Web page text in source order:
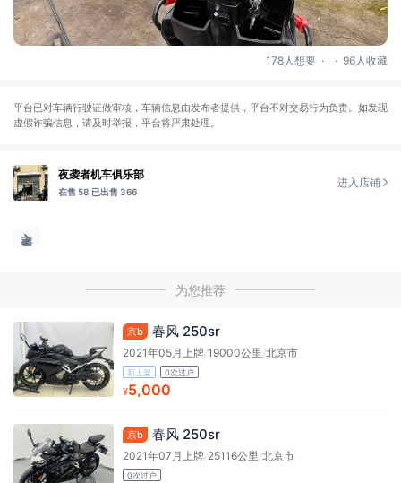
178人想要 . . 96人收藏
平台已对车辆行驶证做审核，车辆信息由发布者提供，平台不对交易行为负责。如发现
虚假诈骗信息，请及时举报，平台将严肃处理。
夜袭者机车俱乐部
在售 58, 已出售 366
进入店铺
为您推荐
京b 春风 250sr
2021年05月上牌/19000公里/北京市
新上架 0次过户
¥5,000
京b 春风 250sr
2021年07月上牌/25116公里/北京市
0次过户